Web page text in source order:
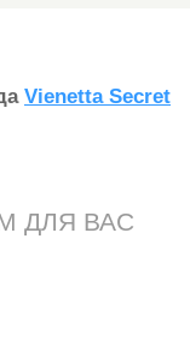
Vienetta Secret
ДЛЯ ВАС